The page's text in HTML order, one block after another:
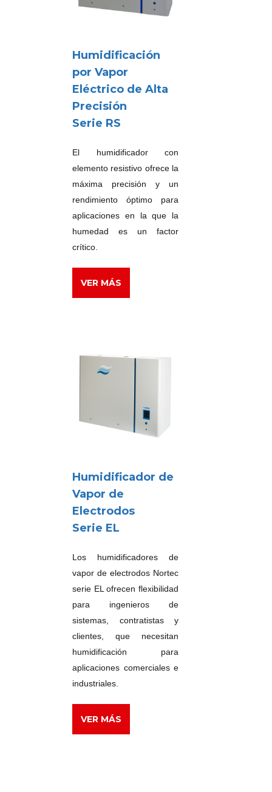
Humidificación
por Vapor
Eléctrico de Alta
Precisión
Serie RS
El humidificador con
elemento resistivo ofrece la
máxima precisión y un
rendimiento óptimo para
aplicaciones en la que la
humedad es un factor
crítico.
VER MÁS
Humidificador de
Vapor de
Electrodos
Serie EL
Los humidificadores de
vapor de electrodos Nortec
serie EL ofrecen flexibilidad
para ingenieros de
sistemas, contratistas y
clientes, que necesitan
humidificación para
aplicaciones comerciales e
industriales.
VER MÁS